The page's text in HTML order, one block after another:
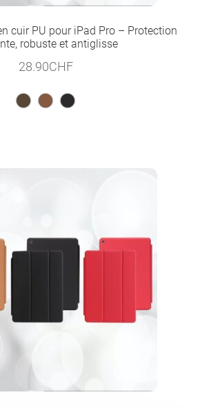
cuir PU pour iPad Pro – Protection
robuste et antiglisse
28.90CHF